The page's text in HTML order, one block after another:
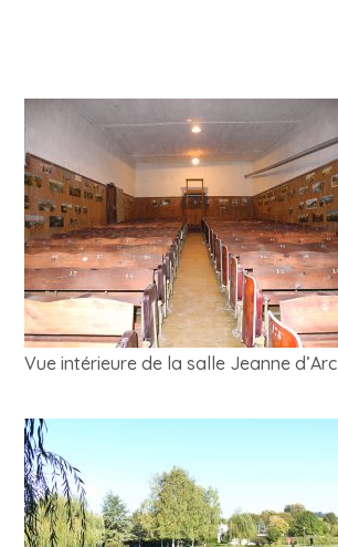
Vue intérieure de la salle Jeanne d’Arc